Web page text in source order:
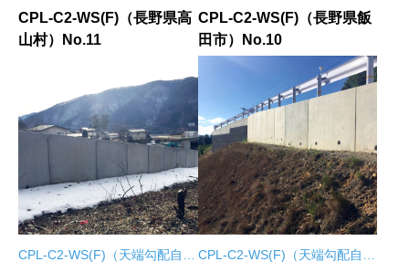
CPL-C2-WS(F)（長野県高
山村）No.11
CPL-C2-WS(F)（長野県飯
田市）No.10
CPL-C2-WS(F)（天端勾配自在
CPL-C2-WS(F)（天端勾配自在